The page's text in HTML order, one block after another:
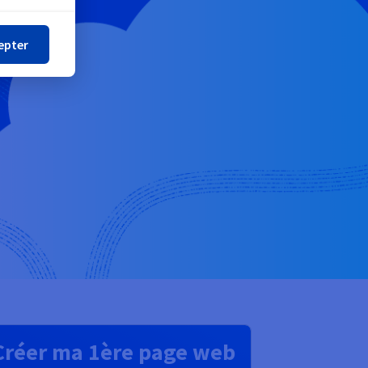
ma 1ère page web